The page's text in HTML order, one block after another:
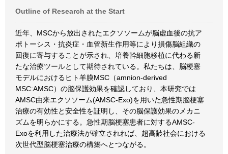
Outline of Research at the Start
近年、MSCから放出されたエクソソームが脳虚血後の抗ア
ポトーシス・抗炎症・血管新生作用等により損傷脳組織の
回復に寄与することが示され、培養幹細胞移植に代わる新
たな治療ツールとして期待されている。私たちは、脳梗塞
モデルにおけるヒト羊膜MSC（amnion-derived
MSC:AMSC）の脳保護効果を確認しており、本研究では
AMSC由来エクソソーム(AMSC-Exo)を用いた急性期脳梗塞
治療の有効性と安全性を証明し、その脳保護効果のメカニ
ズムを明らかにする。急性期脳梗塞患者に対するAMSC-
Exoを利用した治療法が確立されれば、超高齢社会における
次世代型脳梗塞治療の構築へとつながる。